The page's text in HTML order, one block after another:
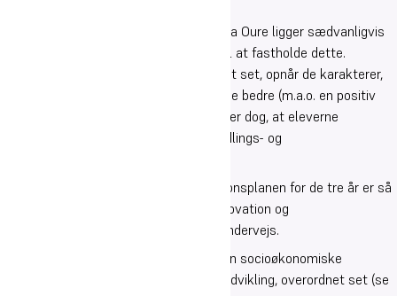
Karaktergennemsnittet for studenter fra Oure ligger sædvanligvis
over landsgennemsnittet. Det er et mål at fastholde dette.
Samtidig går vi efter at eleverne, samlet set, opnår de karakterer,
der statistisk kan forventes - eller gerne bedre (m.a.o. en positiv
løfteevne). Mindst lige så vigtigt for os er dog, at eleverne
gennemgår et sammenhængende, handlings- og
Derfor er det skolens mål, at progressionsplanen for de tre år er så
velgennemtænkt som muligt, og at innovation og
produktbevidsthed også medtænkes undervejs.
Karaktergennemsnit, og ikke mindst den socioøkonomiske
reference synes at indikere god faglig udvikling, overordnet set (se